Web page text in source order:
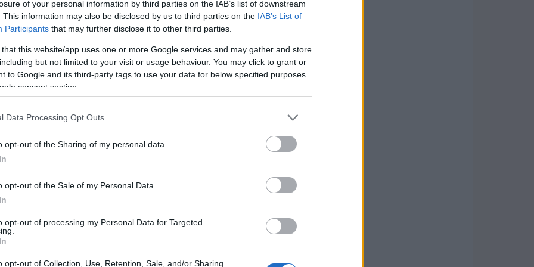
of your personal information by third parties on the IAB’s list of downstream
This information may also be disclosed by us to third parties on the IAB’s List of
Participants that may further disclose it to other third parties.
this website/app uses one or more Google services and may gather and store
but not limited to your visit or usage behaviour. You may click to grant or
to Google and its third-party tags to use your data for below specified purposes
consent section.
Data Processing Opt Outs
opt-out of the Sharing of my personal data.
opt-out of the Sale of my Personal Data.
opt-out of processing my Personal Data for Targeted
opt-out of Collection, Use, Retention, Sale, and/or Sharing
potesse avere una storia tanto
è successo! Blothar, il frontman dei
inaspettate e aneddoti esilaranti che non